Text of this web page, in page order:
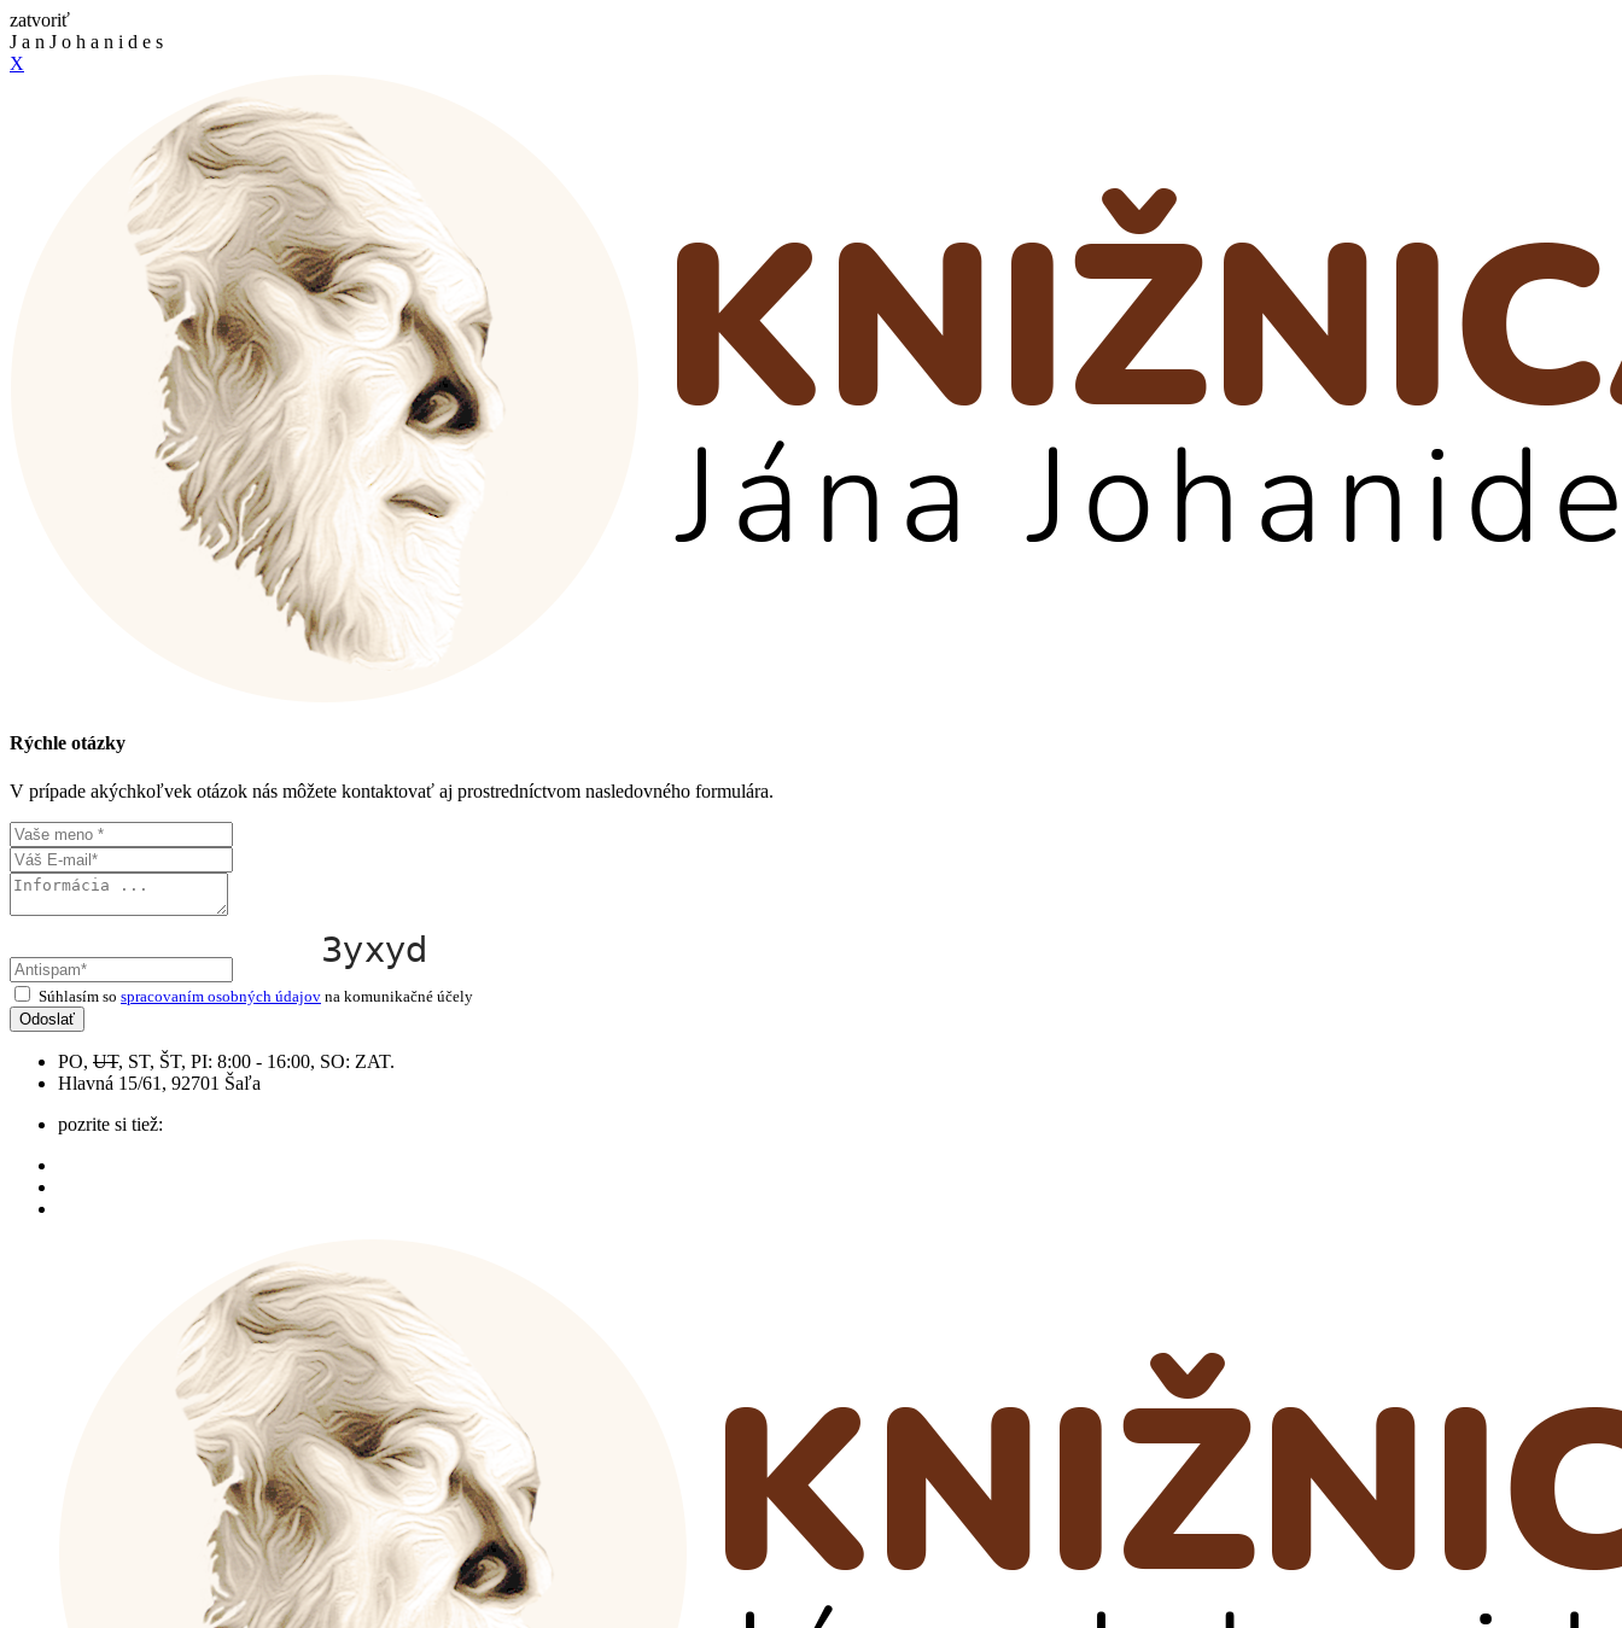
zatvoriť
J a n J o h a n i d e s
X
Rýchle otázky
V prípade akýchkoľvek otázok nás môžete kontaktovať aj prostredníctvom nasledovného formulára.
Súhlasím so spracovaním osobných údajov na komunikačné účely
Odoslať
PO, UT, ST, ŠT, PI: 8:00 - 16:00, SO: ZAT.
Hlavná 15/61, 92701 Šaľa
pozrite si tiež: